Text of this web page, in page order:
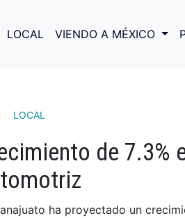
LOCAL VIENDO A MÉXICO
LOCAL
de 7.3%
ha proyectado un